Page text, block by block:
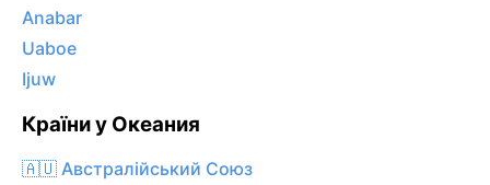
Anabar
Uaboe
Ijuw
Країни у Океания
🇦🇺 Австралійський Союз